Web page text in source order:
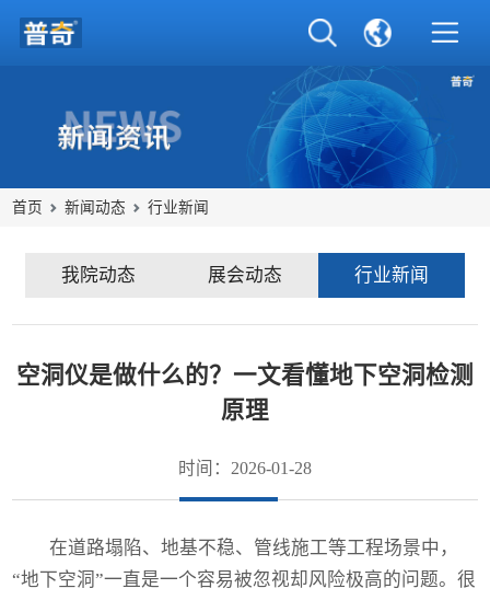
首页 新闻动态 行业新闻
我院动态 展会动态 行业新闻
空洞仪是做什么的？一文看懂地下空洞检测
原理
时间：2026-01-28
在道路塌陷、地基不稳、管线施工等工程场景中，
“地下空洞”一直是一个容易被忽视却风险极高的问题。很